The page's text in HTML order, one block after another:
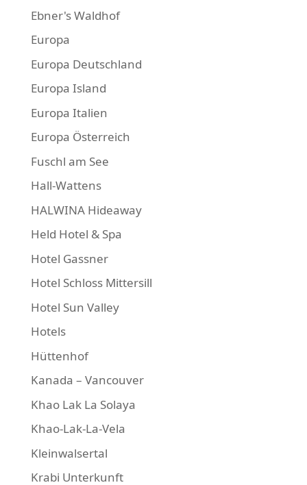
Ebner's Waldhof
Europa
Europa Deutschland
Europa Island
Europa Italien
Europa Österreich
Fuschl am See
Hall-Wattens
HALWINA Hideaway
Held Hotel & Spa
Hotel Gassner
Hotel Schloss Mittersill
Hotel Sun Valley
Hotels
Hüttenhof
Kanada – Vancouver
Khao Lak La Solaya
Khao-Lak-La-Vela
Kleinwalsertal
Krabi Unterkunft